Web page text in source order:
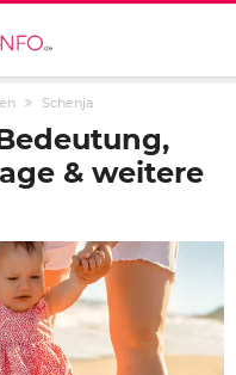
Schenja
& weitere